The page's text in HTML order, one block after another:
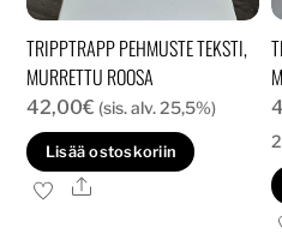
TRIPPTRAPP PEHMUSTE TEKSTI,
MURRETTU ROOSA
42,00€ (sis. alv. 25,5%)
Lisää ostoskoriin
Ale